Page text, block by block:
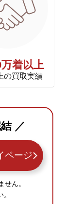
着以上
の買取実績
／
ページ
せん。